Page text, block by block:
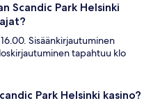
Scandic Park Helsinki
Sisäänkirjautuminen
tapahtuu klo
Park Helsinki kasino?